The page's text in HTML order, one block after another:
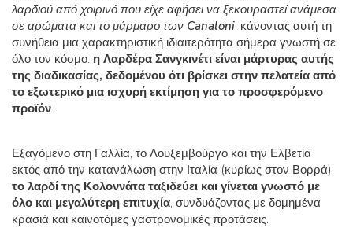
λαρδιού από χοιρινό που είχε αφήσει να ξεκουραστεί ανάμεσα
σε αρώματα και το μάρμαρο των Canaloni, κάνοντας αυτή τη
συνήθεια μια χαρακτηριστική ιδιαιτερότητα σήμερα γνωστή σε
όλο τον κόσμο: η Λαρδέρα Σανγκινέτι είναι μάρτυρας αυτής
της διαδικασίας, δεδομένου ότι βρίσκει στην πελατεία από
το εξωτερικό μια ισχυρή εκτίμηση για το προσφερόμενο
προϊόν.
Εξαγόμενο στη Γαλλία, το Λουξεμβούργο και την Ελβετία
εκτός από την κατανάλωση στην Ιταλία (κυρίως στον Βορρά),
το λαρδί της Κολοννάτα ταξιδεύει και γίνεται γνωστό με
όλο και μεγαλύτερη επιτυχία, συνδυάζοντας με δομημένα
κρασιά και καινοτόμες γαστρονομικές προτάσεις.